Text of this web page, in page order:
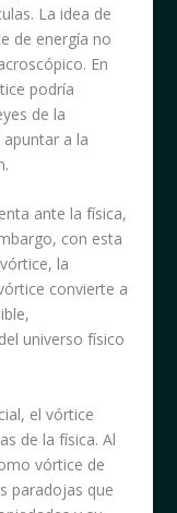
La idea de
de energía no
En
podría
de la
a la
ante la física,
con esta
la
convierte a
universo físico
el vórtice
de la física. Al
vórtice de
paradojas que